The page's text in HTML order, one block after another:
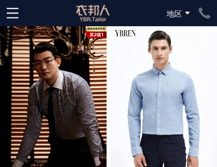
地区
下拉刷新